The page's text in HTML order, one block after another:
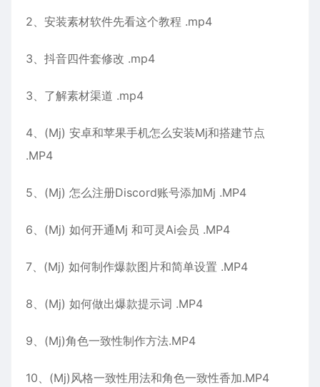
2、安装素材软件先看这个教程 .mp4
3、抖音四件套修改 .mp4
3、了解素材渠道 .mp4
4、(Mj) 安卓和苹果手机怎么安装Mj和搭建节点
.MP4
5、(Mj) 怎么注册Discord账号添加Mj .MP4
6、(Mj) 如何开通Mj 和可灵Ai会员 .MP4
7、(Mj) 如何制作爆款图片和简单设置 .MP4
8、(Mj) 如何做出爆款提示词 .MP4
9、(Mj)角色一致性制作方法.MP4
10、(Mj)风格一致性用法和角色一致性香加.MP4